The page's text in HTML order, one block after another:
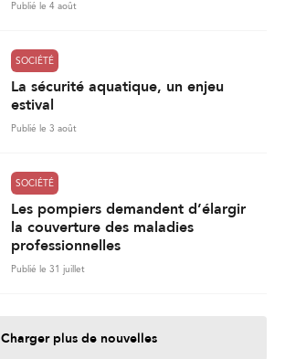
Publié le 4 août
SOCIÉTÉ
La sécurité aquatique, un enjeu
estival
Publié le 3 août
SOCIÉTÉ
Les pompiers demandent d’élargir
la couverture des maladies
professionnelles
Publié le 31 juillet
Charger plus de nouvelles